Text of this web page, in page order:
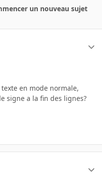
un nouveau sujet
en mode normale,
signe a la fin des lignes?